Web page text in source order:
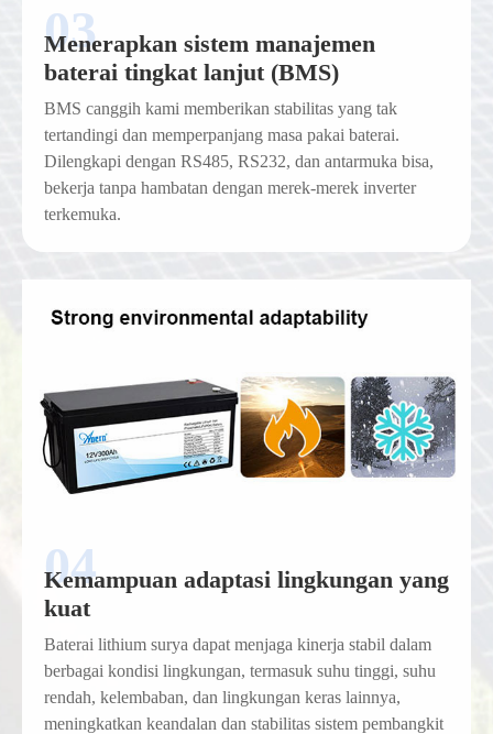
Menerapkan sistem manajemen
baterai tingkat lanjut (BMS)
BMS canggih kami memberikan stabilitas yang tak
tertandingi dan memperpanjang masa pakai baterai.
Dilengkapi dengan RS485, RS232, dan antarmuka bisa,
bekerja tanpa hambatan dengan merek-merek inverter
terkemuka.
Kemampuan adaptasi lingkungan yang
kuat
Baterai lithium surya dapat menjaga kinerja stabil dalam
berbagai kondisi lingkungan, termasuk suhu tinggi, suhu
rendah, kelembaban, dan lingkungan keras lainnya,
meningkatkan keandalan dan stabilitas sistem pembangkit